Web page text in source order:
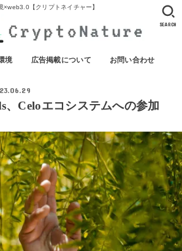
×web3.0【クリプトネイチャー】
境 広告掲載について お問い合わせ
SEARCH
、Celoエコシステムへの参加